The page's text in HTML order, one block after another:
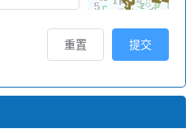
提交
重置